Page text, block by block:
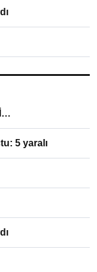
5 yaralı